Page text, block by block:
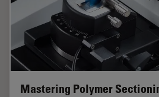
Mastering Polymer